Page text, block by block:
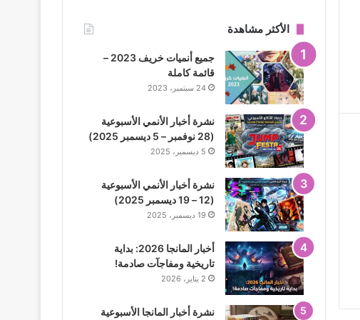
الأكثر مشاهدة
جميع أنميات خريف 2023 –
قائمة كاملة
24 سبتمبر، 2023
نشرة أخبار الأنمي الأسبوعية
(28 نوفمبر – 5 ديسمبر 2025)
5 ديسمبر، 2025
نشرة أخبار الأنمي الأسبوعية
(12 – 19 ديسمبر 2025)
19 ديسمبر، 2025
أخبار المانجا 2026: بداية
تاريخية ومفاجآت صادمة!
2 يناير، 2026
نشرة أخبار المانجا الأسبوعية